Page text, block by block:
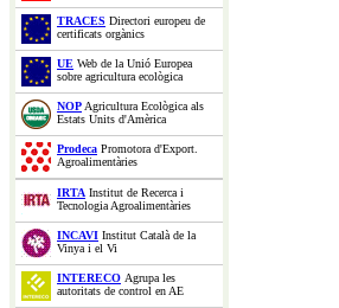
TRACES Directori europeu de
certificats orgànics
UE Web de la Unió Europea
sobre agricultura ecològica
NOPAgricultura Ecològica als
Estats Units d'Amèrica
Prodeca Promotora d'Export.
Agroalimentàries
IRTA Institut de Recerca i
Tecnologia Agroalimentàries
INCAVI Institut Català de la
Vinya i el Vi
INTERECO Agrupa les
autoritats de control en AE